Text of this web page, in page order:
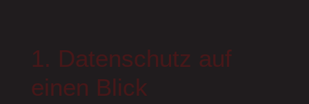
1. Datenschutz auf
einen Blick